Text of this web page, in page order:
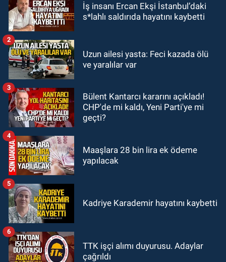
20:11İlçeyi sel aldı: Başkan
çizmeleri giydi çalışmalara katıldı
19:58Yangın korkuttu: 3 katlı evin
GÜNDEM
18:35Filyos’ta 2 kişiyi dalgalar
yuttu: 1 kişi hayatını kaybetti 1 kişi
İş insanı Ercan Ekşi İstanbul’daki
s*lahlı saldırıda hayatını kaybetti
Uzun ailesi yasta: Feci kazada ölü
ve yaralılar var
2
Bülent Kantarcı kararını açıkladı!
CHP'de mi kaldı, Yeni Parti'ye mi
geçti?
3
Maaşlara 28 bin lira ek ödeme
yapılacak
4
Kadriye Karademir hayatını kaybetti
5
TTK işçi alımı duyurusu. Adaylar
çağrıldı
6